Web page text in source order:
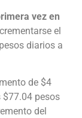
vez en
el
pesos diarios a
de $4
$77.04 pesos
del